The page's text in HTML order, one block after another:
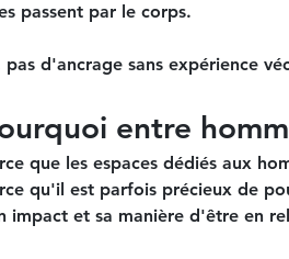
passent par le corps.
pas d'ancrage sans expérience
entre
que les espaces dédiés aux
qu'il est parfois précieux de
impact et sa manière d'être en